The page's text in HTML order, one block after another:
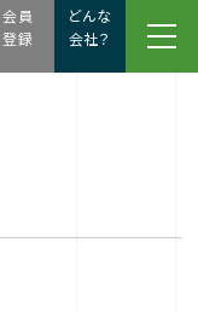
会員
登録
どんな
会社？